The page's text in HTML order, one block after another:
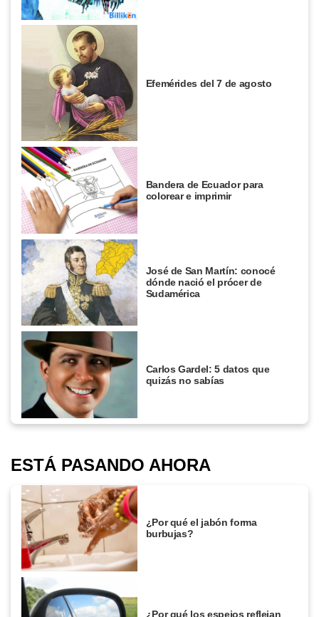
Efemérides del 7 de agosto
Bandera de Ecuador para
colorear e imprimir
José de San Martín: conocé
dónde nació el prócer de
Sudamérica
Carlos Gardel: 5 datos que
quizás no sabías
ESTÁ PASANDO AHORA
¿Por qué el jabón forma
burbujas?
¿Por qué los espejos reflejan